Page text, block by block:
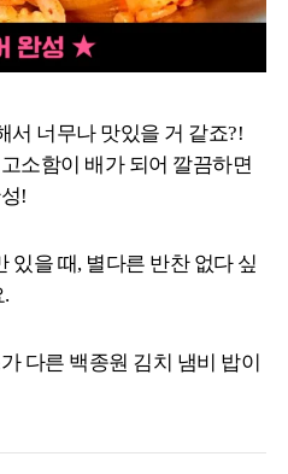
서 너무나 맛있을 거 같죠?!
소함이 배가 되어 깔끔하면
!
있을 때, 별다른 반찬 없다 싶
다른 백종원 김치 냄비 밥이